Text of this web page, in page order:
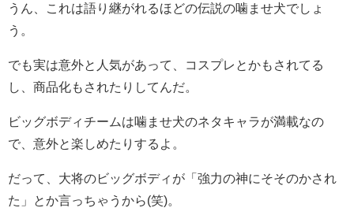
うん、これは語り継がれるほどの伝説の噛ませ犬でしょ
う。
でも実は意外と人気があって、コスプレとかもされてる
し、商品化もされたりしてんだ。
ビッグボディチームは噛ませ犬のネタキャラが満載なの
で、意外と楽しめたりするよ。
だって、大将のビッグボディが「強力の神にそそのかされ
た」とか言っちゃうから(笑)。